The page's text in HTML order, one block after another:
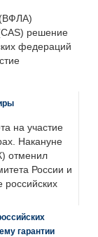
(ВФЛА)
решение
федераций
на участие
Накануне
отменил
России и
российских
гарантии